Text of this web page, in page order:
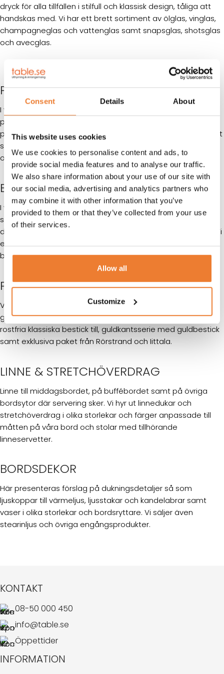
Consent Details About
This website uses cookies
We use cookies to personalise content and ads, to
provide social media features and to analyse our traffic.
We also share information about your use of our site with
our social media, advertising and analytics partners who
may combine it with other information that you’ve
provided to them or that they’ve collected from your use
of their services.
Allow all
Customize
dryck för alla tillfällen i stilfull och klassisk design, tåliga att
handskas med. Vi har ett brett sortiment av ölglas, vinglas,
champagneglas och vattenglas samt snapsglas, shotsglas
och avecglas.
PORSLIN
I vårt sortiment med porslin finns olika modeller och design
passande för olika tillfällen. Välj mellan en rad olika
porslinspaket eller plocka ihop på egen hand. Vi erbjuder vitt
standardporslin likväl som exklusivt porslin från Rörstrand
och Iittala.
BESTICK
I vårt sortiment av bestick finner du en klassiskt designad
serie med förrättsbestick, varmrättsbestick och
dessertbestick samt även specialbestick för olika tillfällen. Vi
erbjuder även en serie guldbestick samt en exklusiv
bestickserie från Iittala.
PORSLINSPAKET
Vi erbjuder ett antal olika kompletta kuvert innehållandes
glas, porslin och bestick allt från vitt standardporslin med
rostfria klassiska bestick till, guldkantsserie med guldbestick
samt exklusiva paket från Rörstrand och Iittala.
LINNE & STRETCHÖVERDRAG
Linne till middagsbordet, på buffébordet samt på övriga
bordsytor där servering sker. Vi hyr ut linnedukar och
stretchöverdrag i olika storlekar och färger anpassade till
måtten på våra bord och stolar med tillhörande
linneservetter.
BORDSDEKOR
Här presenteras förslag på dukningsdetaljer så som
ljuskoppar till värmeljus, ljusstakar och kandelabrar samt
vaser i olika storlekar och bordsryttare. Vi säljer även
stearinljus och övriga engångsprodukter.
KONTAKT
08-50 000 450
info@table.se
Öppettider
INFORMATION